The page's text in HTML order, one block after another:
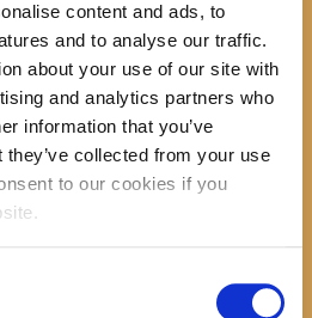
content and ads, to
and to analyse our traffic.
about your use of our site with
and analytics partners who
information that you’ve
collected from your use
to our cookies if you
u 19h.
nastoji odaslati
je riječ o:
iz
utjecati na